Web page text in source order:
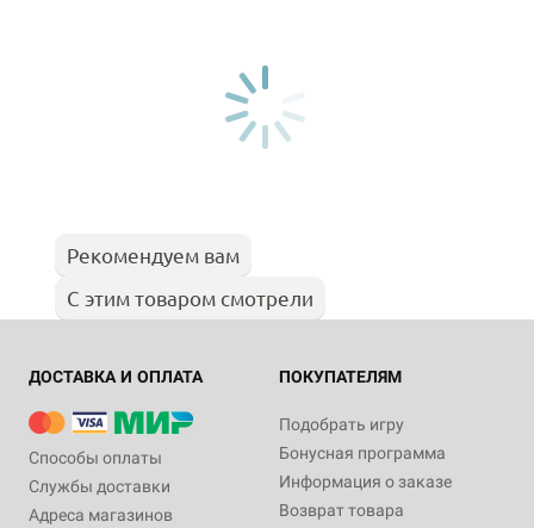
Рекомендуем вам
С этим товаром смотрели
ДОСТАВКА И ОПЛАТА
Способы оплаты
Службы доставки
Адреса магазинов
ПОКУПАТЕЛЯМ
Подобрать игру
Бонусная программа
Информация о заказе
Возврат товара